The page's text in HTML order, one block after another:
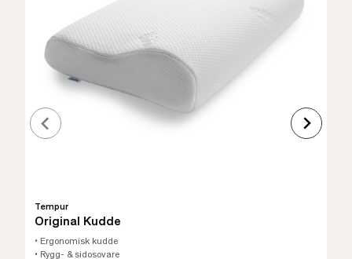
Tempur
Original Kudde
• Ergonomisk kudde
• Rygg- & sidosovare